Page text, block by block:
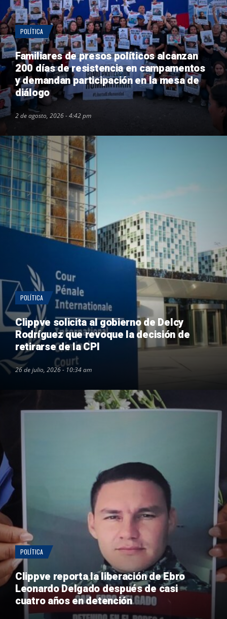
POLÍTICA
Familiares de presos políticos alcanzan
200 días de resistencia en campamentos
y demandan participación en la mesa de
diálogo
2 de agosto, 2026 - 4:42 pm
POLÍTICA
Clippve solicita al gobierno de Delcy
Rodríguez que revoque la decisión de
retirarse de la CPI
26 de julio, 2026 - 10:34 am
POLÍTICA
Clippve reporta la liberación de Ebro
Leonardo Delgado después de casi
cuatro años en detención